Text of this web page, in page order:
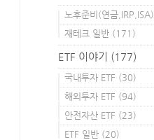
노후준비(연금,IRP,ISA)
재테크 일반 (171)
ETF 이야기 (177)
국내투자 ETF (30)
해외투자 ETF (94)
안전자산 ETF (23)
ETF 일반 (20)